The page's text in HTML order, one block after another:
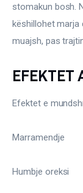
Risite
Të
stomakun bosh.
këshillohet marja
muajsh, pas
EFEKTET
Efektet e
Marramendje
Humbje oreksi